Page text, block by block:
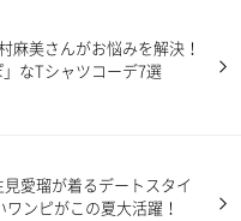
麻美さんがお悩みを解決！
」なTシャツコーデ7選
見愛瑠が着るデートスタイ
ンピがこの夏大活躍！